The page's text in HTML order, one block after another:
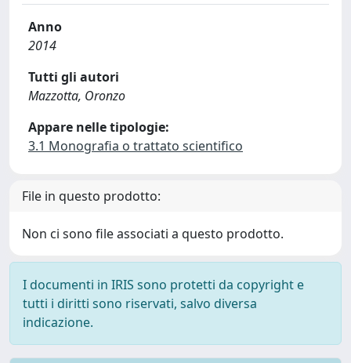
Anno
2014
Tutti gli autori
Mazzotta, Oronzo
Appare nelle tipologie:
3.1 Monografia o trattato scientifico
File in questo prodotto:
Non ci sono file associati a questo prodotto.
I documenti in IRIS sono protetti da copyright e
tutti i diritti sono riservati, salvo diversa
indicazione.